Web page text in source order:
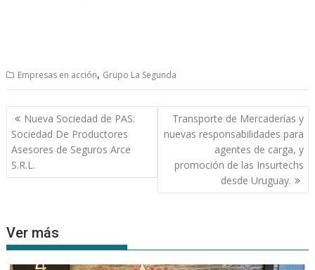
Empresas en acción, Grupo La Segunda
Navegación
de
entradas
Nueva Sociedad de PAS:
Sociedad De Productores
Asesores de Seguros Arce
S.R.L.
Transporte de Mercaderías y
nuevas responsabilidades para
agentes de carga, y
promoción de las Insurtechs
desde Uruguay.
Ver más